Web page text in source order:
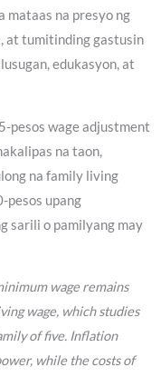
mataas na presyo ng
at tumitinding gastusin
edukasyon, at
pesos wage adjustment
na taon,
na family living
pesos upang
sarili o pamilyang may
wage remains
wage, which studies
of five. Inflation
while the costs of